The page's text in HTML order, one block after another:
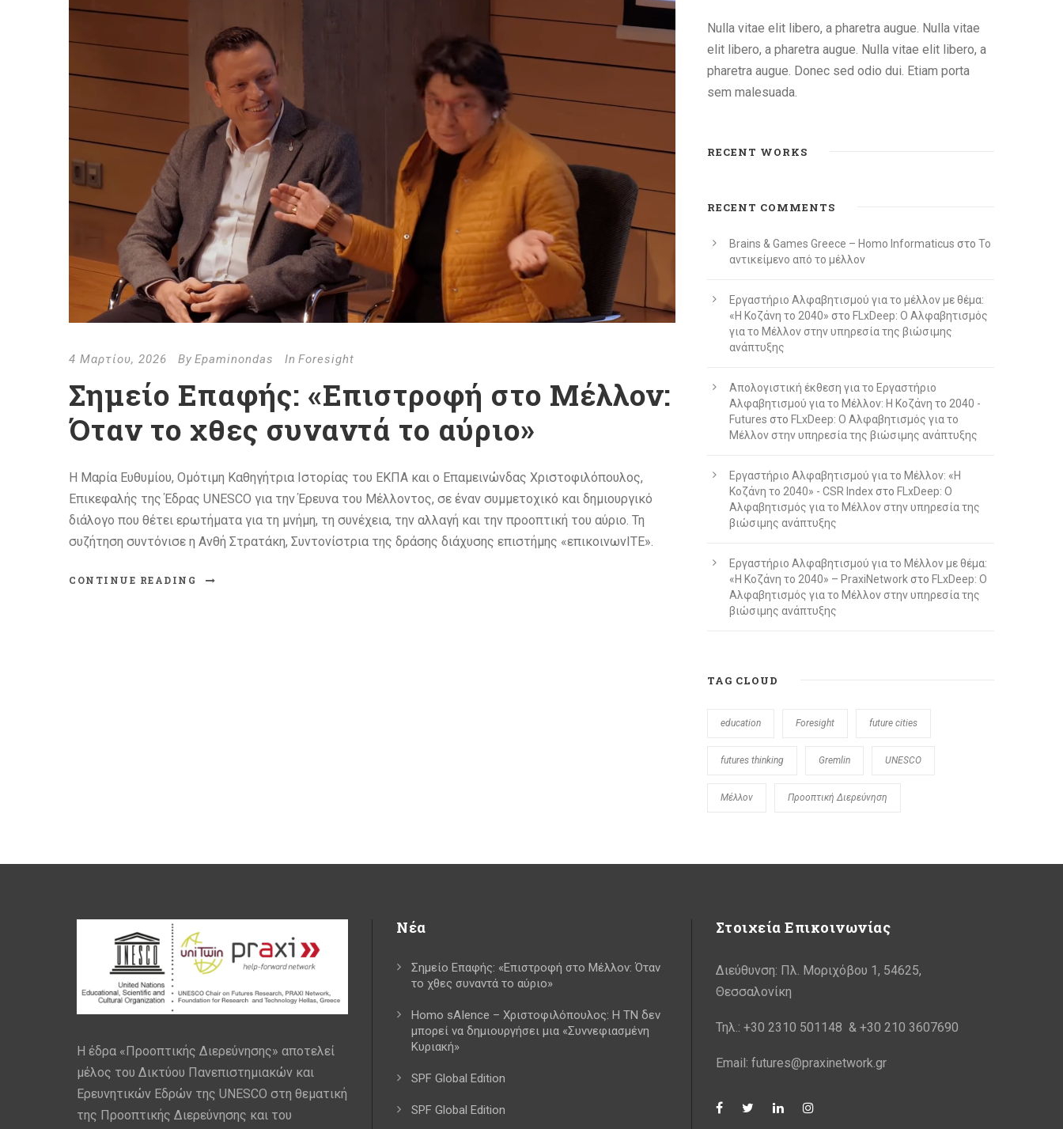
4 Μαρτίου, 2026 By Epaminondas In Foresight
Σημείο Επαφής: «Επιστροφή στο Μέλλον:
Όταν το χθες συναντά το αύριο»
Η Μαρία Ευθυμίου, Ομότιμη Καθηγήτρια Ιστορίας του ΕΚΠΑ και ο Επαμεινώνδας Χριστοφιλόπουλος,
Επικεφαλής της Έδρας UNESCO για την Έρευνα του Μέλλοντος, σε έναν συμμετοχικό και δημιουργικό
διάλογο που θέτει ερωτήματα για τη μνήμη, τη συνέχεια, την αλλαγή και την προοπτική του αύριο. Τη
συζήτηση συντόνισε η Ανθή Στρατάκη, Συντονίστρια της δράσης διάχυσης επιστήμης «επικοινωνΙΤΕ».
CONTINUE READING
Nulla vitae elit libero, a pharetra augue. Nulla vitae
elit libero, a pharetra augue. Nulla vitae elit libero, a
pharetra augue. Donec sed odio dui. Etiam porta
sem malesuada.
RECENT WORKS
RECENT COMMENTS
Brains & Games Greece – Homo Informaticus στο To
αντικείμενο από το μέλλον
Εργαστήριο Αλφαβητισμού για το μέλλον με θέμα:
«Η Κοζάνη το 2040» στο FLxDeep: Ο Αλφαβητισμός
για το Μέλλον στην υπηρεσία της βιώσιμης
ανάπτυξης
Απολογιστική έκθεση για το Εργαστήριο
Αλφαβητισμού για το Μέλλον: Η Κοζάνη το 2040 -
Futures στο FLxDeep: Ο Αλφαβητισμός για το
Μέλλον στην υπηρεσία της βιώσιμης ανάπτυξης
Εργαστήριο Αλφαβητισμού για το Μέλλον: «Η
Κοζάνη το 2040» - CSR Indexστο FLxDeep: Ο
Αλφαβητισμός για το Μέλλον στην υπηρεσία της
βιώσιμης ανάπτυξης
Εργαστήριο Αλφαβητισμού για το Μέλλον με θέμα:
«Η Κοζάνη το 2040» – PraxiNetworkστο FLxDeep: Ο
Αλφαβητισμός για το Μέλλον στην υπηρεσία της
βιώσιμης ανάπτυξης
TAG CLOUD
education Foresight future cities
futures thinking Gremlin UNESCO
Μέλλον Προοπτική Διερεύνηση
Η έδρα «Προοπτικής Διερεύνησης» αποτελεί
μέλος του Δικτύου Πανεπιστημιακών και
Ερευνητικών Εδρών της UNESCO στη θεματική
της Προοπτικής Διερεύνησης και του
Νέα
Σημείο Επαφής: «Επιστροφή στο Μέλλον: Όταν
το χθες συναντά το αύριο»
Homo sAIence – Χριστοφιλόπουλος: Η ΤΝ δεν
μπορεί να δημιουργήσει μια «Συννεφιασμένη
Κυριακή»
SPF Global Edition
SPF Global Edition
Στοιχεία Επικοινωνίας
Διεύθυνση: Πλ. Μοριχόβου 1, 54625,
Θεσσαλονίκη
Τηλ.: +30 2310 501148 & +30 210 3607690
Email: futures@praxinetwork.gr